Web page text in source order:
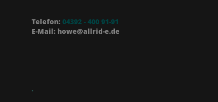
Telefon: 04392 - 400 91-91
E-Mail: howe@allrid-e.de
.